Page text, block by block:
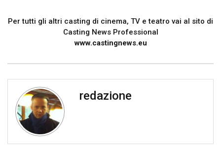
Per tutti gli altri casting di cinema, TV e teatro vai al sito di
Casting News Professional
www.castingnews.eu
redazione